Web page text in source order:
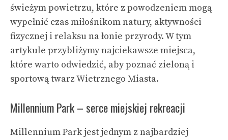
świeżym powietrzu, które z powodzeniem mogą
wypełnić czas miłośnikom natury, aktywności
fizycznej i relaksu na łonie przyrody. W tym
artykule przybliżymy najciekawsze miejsca,
które warto odwiedzić, aby poznać zieloną i
sportową twarz Wietrznego Miasta.
Millennium Park – serce miejskiej rekreacji
Millennium Park jest jednym z najbardziej